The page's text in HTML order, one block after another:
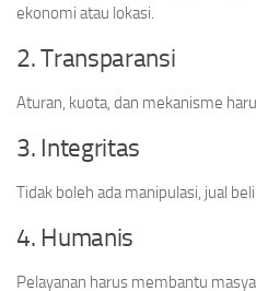
ekonomi atau lokasi.
2. Transparansi
Aturan, kuota, dan mekanisme
3. Integritas
Tidak boleh ada manipulasi, jual
4. Humanis
Pelayanan harus membantu